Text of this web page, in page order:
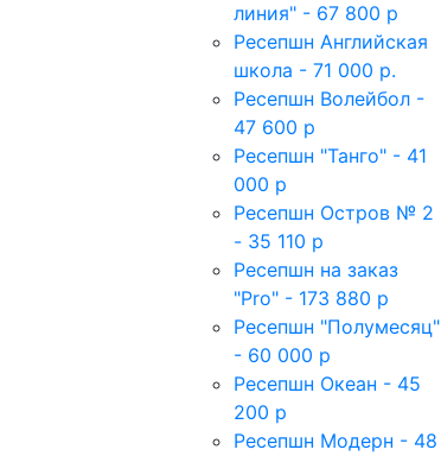
линия" - 67 800 р
Ресепшн Английская
школа - 71 000 р.
Ресепшн Волейбол -
47 600 р
Ресепшн "Танго" - 41
000 р
Ресепшн Остров № 2
- 35 110 р
Ресепшн на заказ
"Pro" - 173 880 р
Ресепшн "Полумесяц"
- 60 000 р
Ресепшн Океан - 45
200 р
Ресепшн Модерн - 48